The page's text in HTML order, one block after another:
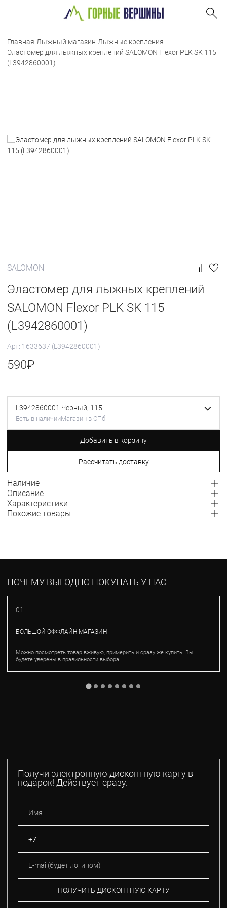
Главная-Лыжный магазин-Лыжные крепления-
Эластомер для лыжных креплений SALOMON Flexor PLK SK 115
(L3942860001)
SALOMON
Эластомер для лыжных креплений
SALOMON Flexor PLK SK 115
(L3942860001)
Арт: 1633637 (L3942860001)
590₽
L3942860001 Черный, 115
Есть в наличииМагазин в СПб
Добавить в корзину
Рассчитать доставку
Наличие
Описание
Характеристики
Похожие товары
ПОЧЕМУ ВЫГОДНО ПОКУПАТЬ У НАС
01
БОЛЬШОЙ ОФФЛАЙН МАГАЗИН
Можно посмотреть товар вживую, примерить и сразу же купить. Вы
будете уверены в правильности выбора
Получи электронную дисконтную карту в
подарок! Действует сразу.
ПОЛУЧИТЬ ДИСКОНТНУЮ КАРТУ